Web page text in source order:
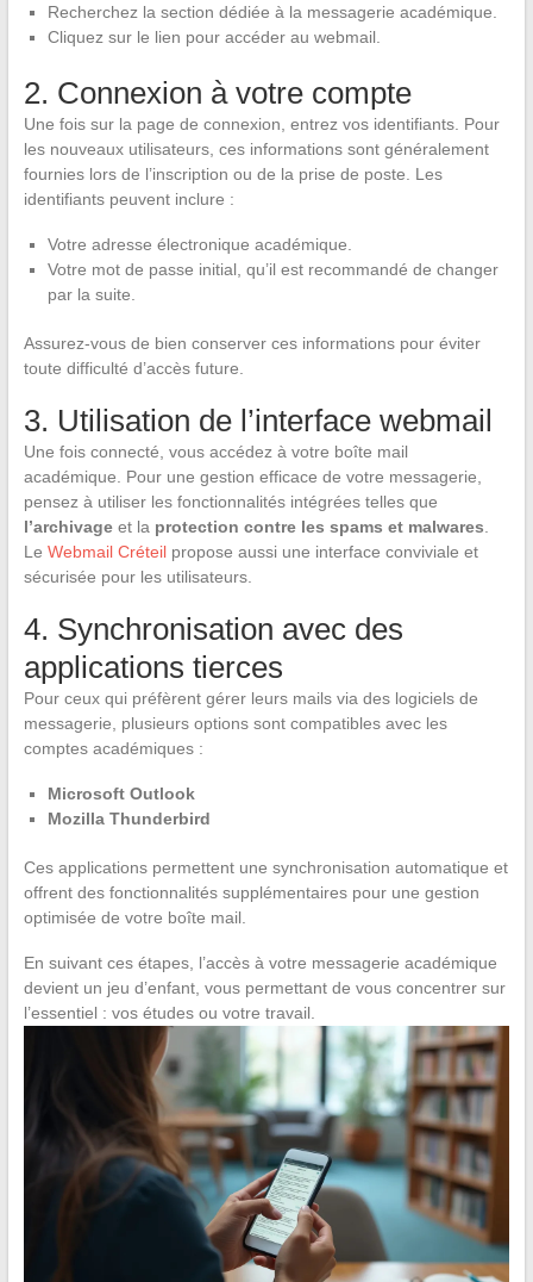
Recherchez la section dédiée à la messagerie académique.
Cliquez sur le lien pour accéder au webmail.
2. Connexion à votre compte
Une fois sur la page de connexion, entrez vos identifiants. Pour
les nouveaux utilisateurs, ces informations sont généralement
fournies lors de l’inscription ou de la prise de poste. Les
identifiants peuvent inclure :
Votre adresse électronique académique.
Votre mot de passe initial, qu’il est recommandé de changer
par la suite.
Assurez-vous de bien conserver ces informations pour éviter
toute difficulté d’accès future.
3. Utilisation de l’interface webmail
Une fois connecté, vous accédez à votre boîte mail
académique. Pour une gestion efficace de votre messagerie,
pensez à utiliser les fonctionnalités intégrées telles que
l’archivageet la protection contre les spams et malwares
Le Webmail Créteilpropose aussi une interface conviviale et
sécurisée pour les utilisateurs.
4. Synchronisation avec des
applications tierces
Pour ceux qui préfèrent gérer leurs mails via des logiciels de
messagerie, plusieurs options sont compatibles avec les
comptes académiques :
Microsoft Outlook
Mozilla Thunderbird
Ces applications permettent une synchronisation automatique et
offrent des fonctionnalités supplémentaires pour une gestion
optimisée de votre boîte mail.
En suivant ces étapes, l’accès à votre messagerie académique
devient un jeu d’enfant, vous permettant de vous concentrer sur
l’essentiel : vos études ou votre travail.